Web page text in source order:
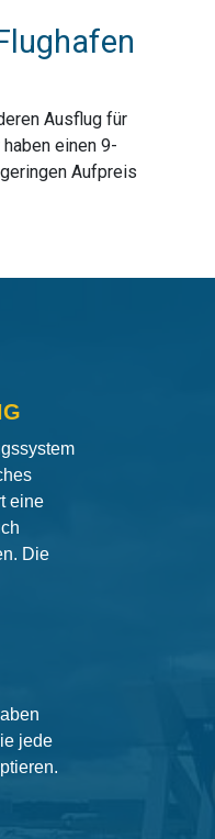
Ausflug für
einen 9-
Aufpreis
eine
Die
jede